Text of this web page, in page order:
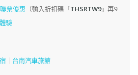
票優惠 （輸入折扣碼「THSRTW9」再9
驗
｜ 台南汽車旅館